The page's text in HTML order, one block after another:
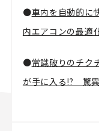
●車内を自動的に
内エアコンの最適
●常識破りのチク
が手に入る!? 驚異